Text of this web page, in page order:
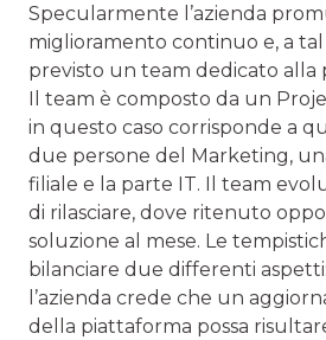
Specularmente l’azienda
miglioramento continuo e, a
previsto un team dedicato alla
Il team è composto da un
in questo caso corrisponde a
due persone del Marketing,
filiale e la parte IT. Il team
di rilasciare, dove ritenuto
soluzione al mese. Le
bilanciare due differenti
l’azienda crede che un
della piattaforma possa